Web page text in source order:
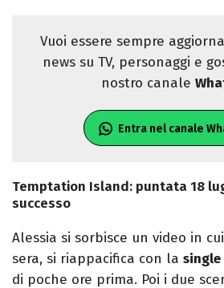
Vuoi essere sempre
news su TV, personaggi e
nostro canale
Entra nel canale
Temptation Island: puntata 18
successo
Alessia si sorbisce un video in
sera, si riappacifica con la single
di poche ore prima. Poi i due